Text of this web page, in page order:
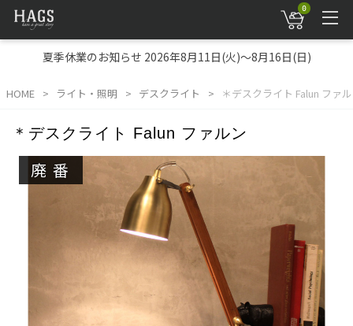
0
夏季休業のお知らせ 2026年8月11日(火)～8月16日(日)
HOME ライト・照明 デスクライト ＊デスクライト Falun ファ
＊デスクライト Falun ファルン
廃番